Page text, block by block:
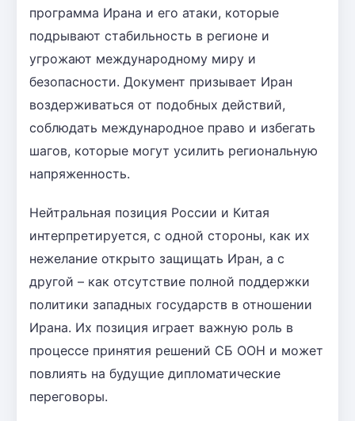
программа Ирана и его атаки, которые
подрывают стабильность в регионе и
угрожают международному миру и
безопасности. Документ призывает Иран
воздерживаться от подобных действий,
соблюдать международное право и избегать
шагов, которые могут усилить региональную
напряженность.
Нейтральная позиция России и Китая
интерпретируется, с одной стороны, как их
нежелание открыто защищать Иран, а с
другой – как отсутствие полной поддержки
политики западных государств в отношении
Ирана. Их позиция играет важную роль в
процессе принятия решений СБ ООН и может
повлиять на будущие дипломатические
переговоры.